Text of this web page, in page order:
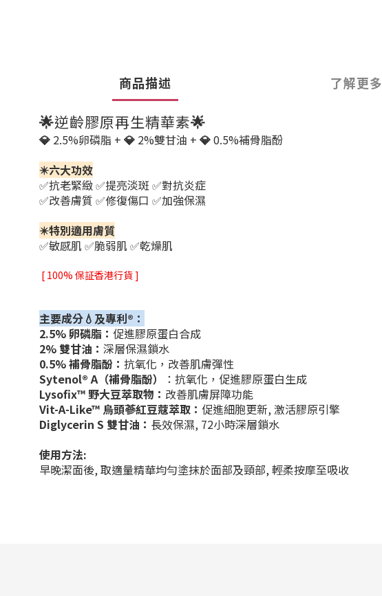
商品描述 了解更多
🌟逆齡膠原再生精華素🌟
💎 2.5%卵磷脂 + 💎 2%雙甘油 + 💎0.5%補骨脂酚
✴️六大功效
✅抗老緊緻 ✅提亮淡斑 ✅對抗炎症
✅改善膚質 ✅修復傷口 ✅加強保濕
✴️特別適用膚質
✅敏感肌 ✅脆弱肌 ✅乾燥肌
[ 100% 保証香港行貨 ]
主要成分💧及專利®️：
2.5% 卵磷脂： 促進膠原蛋白合成
2% 雙甘油： 深層保濕鎖水
0.5% 補骨脂酚： 抗氧化，改善肌膚彈性
Sytenol® A（補骨脂酚）
：抗氧化，促進膠原蛋白生成
Lysofix™ 野大豆萃取物： 改善肌膚屏障功能
Vit-A-Like™ 烏頭蔘紅豆蔻萃取： 促進細胞更新, 激活膠原引擎
Diglycerin S 雙甘油： 長效保濕, 72小時深層鎖水
使用方法:
早晚潔面後, 取適量精華均勻塗抹於面部及頸部, 輕柔按摩至吸收